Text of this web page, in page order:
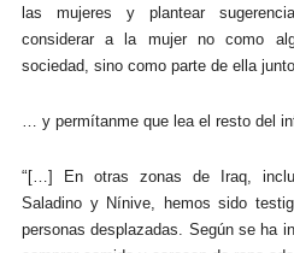
las mujeres y plantear
considerar a la mujer no como
sociedad, sino como parte de ella
… y permítanme que lea el resto del
“[…] En otras zonas de Iraq,
Saladino y Nínive, hemos sido
personas desplazadas. Según se ha